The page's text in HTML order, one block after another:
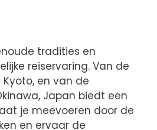
tradities en
reiservaring. Van de
en van de
Japan biedt een
je meevoeren door de
en ervaar de